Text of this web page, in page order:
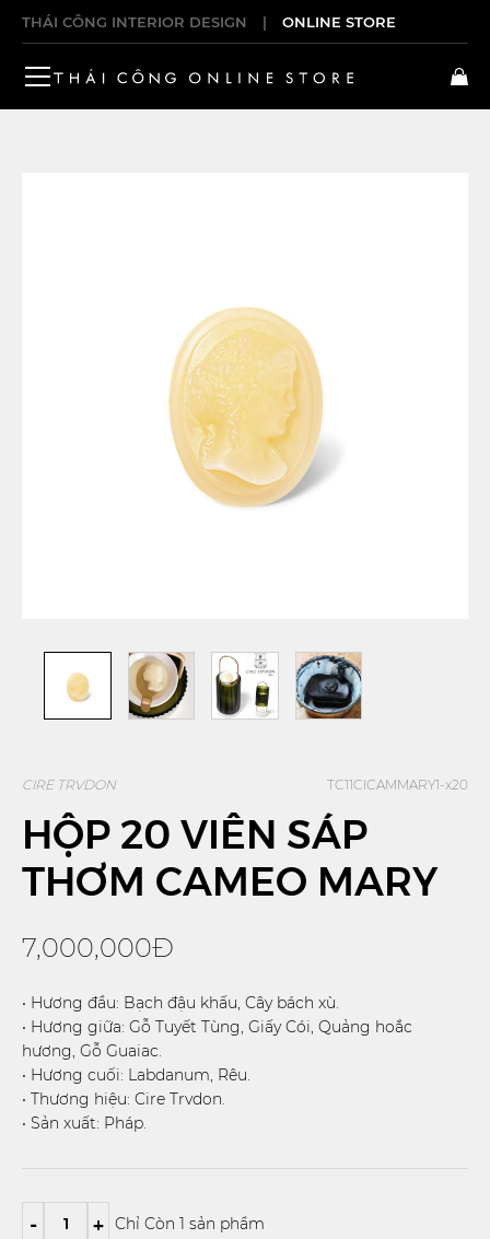
THÁI CÔNG INTERIOR DESIGN | ONLINE STORE
CIRE TRVDON TC11CICAMMARY1-x20
HỘP 20 VIÊN SÁP
THƠM CAMEO MARY
7,000,000Đ
• Hương đầu: Bạch đậu khấu, Cây bách xù.
• Hương giữa: Gỗ Tuyết Tùng, Giấy Cói, Quảng hoắc
hương, Gỗ Guaiac.
• Hương cuối: Labdanum, Rêu.
• Thương hiệu: Cire Trvdon.
• Sản xuất: Pháp.
- + Chỉ Còn 1 sản phẩm